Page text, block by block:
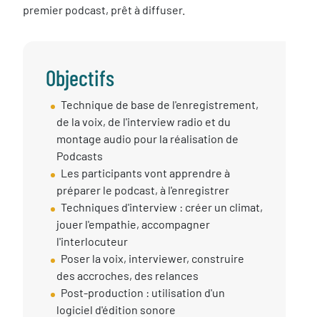
premier podcast, prêt à diffuser.
Objectifs
Objectif
session
Technique de base de l'enregistrement,
de la voix, de l'interview radio et du
montage audio pour la réalisation de
Podcasts
Les participants vont apprendre à
préparer le podcast, à l'enregistrer
Techniques d'interview : créer un climat,
jouer l'empathie, accompagner
l'interlocuteur
Poser la voix, interviewer, construire
des accroches, des relances
Post-production : utilisation d'un
logiciel d'édition sonore